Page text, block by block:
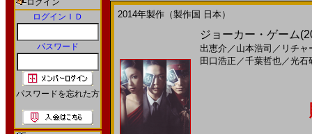
ログイン
ログインＩＤ
パスワード
パスワードを忘れた方
2014年製作（製作国 日本）
ジョーカー・ゲーム
出恵介 ／ 山本浩司 ／ リチ
田口浩正 ／千葉哲也／光石